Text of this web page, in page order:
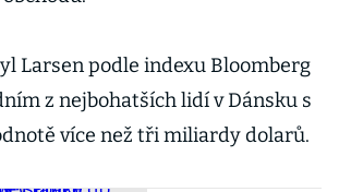
Larsen podle indexu Bloomberg
z nejbohatších lidí v Dánsku s
více než tři miliardy dolarů.